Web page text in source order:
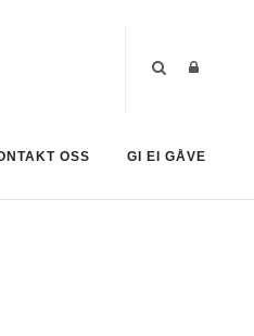
OSS GI EI GÅVE